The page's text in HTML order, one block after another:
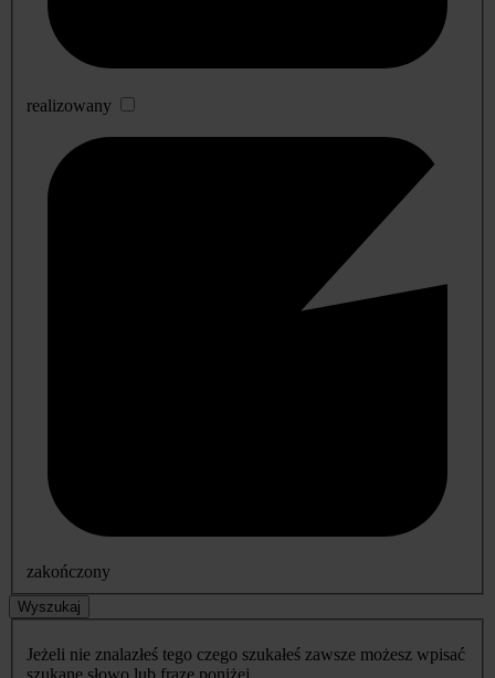
realizowany
zakończony
Wyszukaj
Jeżeli nie znalazłeś tego czego szukałeś zawsze możesz wpisać
szukane słowo lub frazę poniżej